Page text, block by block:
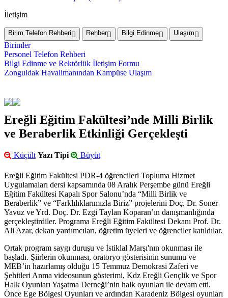
İletişim
Birim Telefon Rehberi Rehber Bilgi Edinme Ulaşım
Birimler
Personel Telefon Rehberi
Bilgi Edinme ve Rektörlük İletişim Formu
Zonguldak Havalimanından Kampüse Ulaşım
Ereğli Eğitim Fakültesi’nde Milli Birlik
ve Beraberlik Etkinliği Gerçekleşti
Küçült Yazı Tipi Büyüt
Ereğli Eğitim Fakültesi PDR-4 öğrencileri Topluma Hizmet
Uygulamaları dersi kapsamında 08 Aralık Perşembe günü Ereğli
Eğitim Fakültesi Kapalı Spor Salonu’nda “Milli Birlik ve
Beraberlik” ve “Farklılıklarımızla Biriz” projelerini Doç. Dr. Soner
Yavuz ve Yrd. Doç. Dr. Ezgi Taylan Koparan’ın danışmanlığında
gerçekleştirdiler. Programa Ereğli Eğitim Fakültesi Dekanı Prof. Dr.
Ali Azar, dekan yardımcıları, öğretim üyeleri ve öğrenciler katıldılar.
Ortak program saygı duruşu ve İstiklal Marşı'nın okunması ile
başladı. Şiirlerin okunması, oratoryo gösterisinin sunumu ve
MEB’in hazırlamış olduğu 15 Temmuz Demokrasi Zaferi ve
Şehitleri Anma videosunun gösterimi, Kdz Ereğli Gençlik ve Spor
Halk Oyunları Yaşatma Derneği’nin halk oyunları ile devam etti.
Önce Ege Bölgesi Oyunları ve ardından Karadeniz Bölgesi oyunları